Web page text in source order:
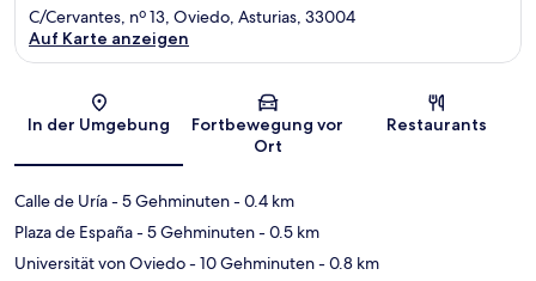
Karte
C/Cervantes, nº 13, Oviedo, Asturias, 33004
Auf Karte anzeigen
In der Umgebung
Fortbewegung vor
Ort
Restaurants
Calle de Uría- 5 Gehminuten- 0.4 km
Plaza de España- 5 Gehminuten- 0.5 km
Universität von Oviedo- 10 Gehminuten- 0.8 km